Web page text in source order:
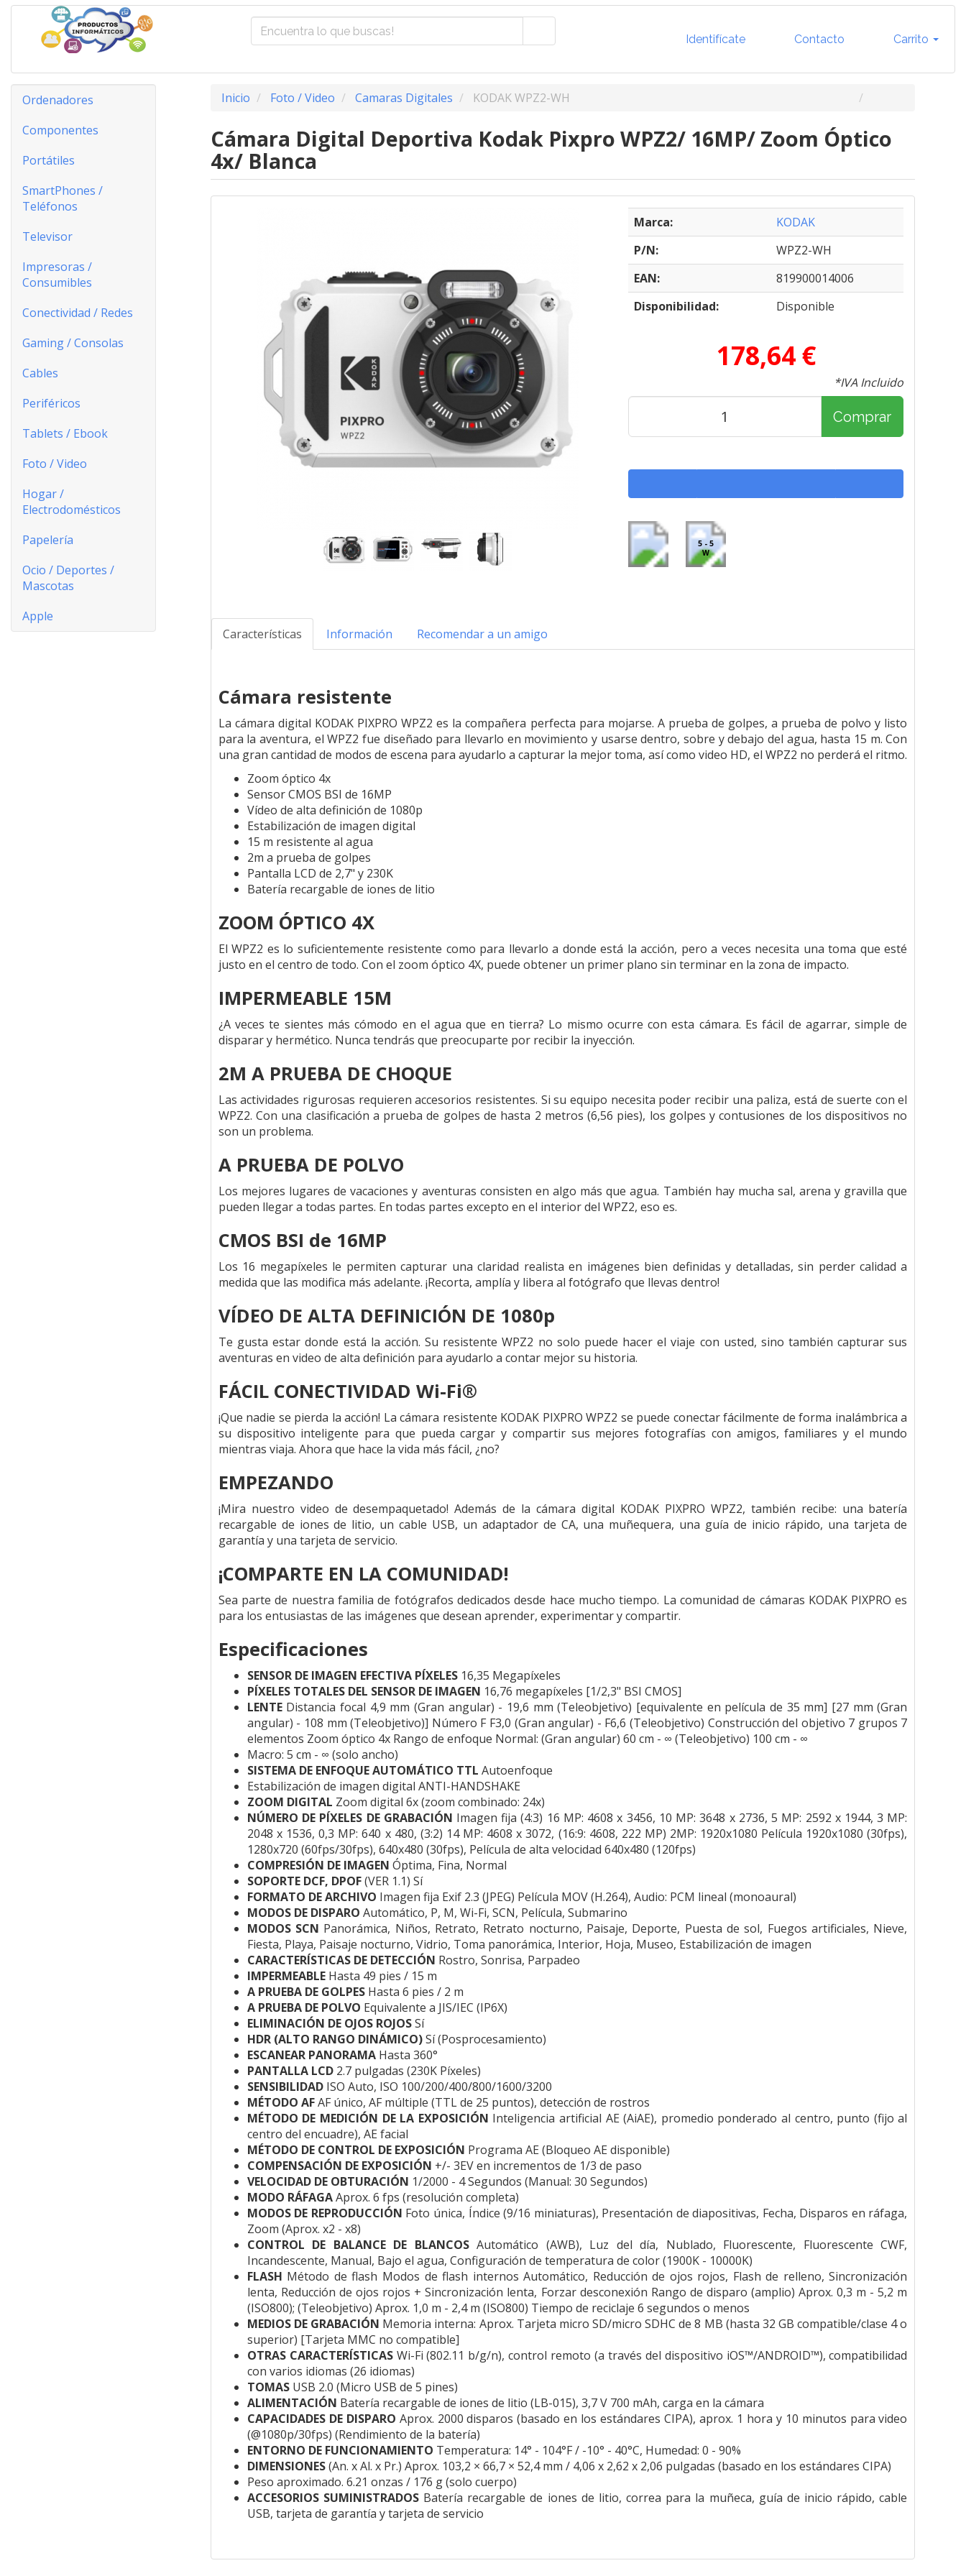
Identifícate Contacto Carrito
Ordenadores
Componentes
Portátiles
SmartPhones /
Teléfonos
Televisor
Impresoras /
Consumibles
Conectividad / Redes
Gaming / Consolas
Cables
Periféricos
Tablets / Ebook
Foto / Video
Hogar /
Electrodomésticos
Papelería
Ocio / Deportes /
Mascotas
Apple
Inicio Foto / Video Camaras Digitales KODAK WPZ2-WH
Cámara Digital Deportiva Kodak Pixpro WPZ2/ 16MP/ Zoom Óptico
4x/ Blanca
Marca:
KODAK
P/N:
WPZ2-WH
EAN:
819900014006
Disponibilidad:
Disponible
178,64 €
*IVA Incluido
Comprar
5 - 5
W
Características Información Recomendar a un amigo
Cámara resistente
La cámara digital KODAK PIXPRO WPZ2 es la compañera perfecta para mojarse. A prueba de golpes, a prueba de polvo y listo
para la aventura, el WPZ2 fue diseñado para llevarlo en movimiento y usarse dentro, sobre y debajo del agua, hasta 15 m. Con
una gran cantidad de modos de escena para ayudarlo a capturar la mejor toma, así como video HD, el WPZ2 no perderá el ritmo.
Zoom óptico 4x
Sensor CMOS BSI de 16MP
Vídeo de alta definición de 1080p
Estabilización de imagen digital
15 m resistente al agua
2m a prueba de golpes
Pantalla LCD de 2,7" y 230K
Batería recargable de iones de litio
ZOOM ÓPTICO 4X
El WPZ2 es lo suficientemente resistente como para llevarlo a donde está la acción, pero a veces necesita una toma que esté
justo en el centro de todo. Con el zoom óptico 4X, puede obtener un primer plano sin terminar en la zona de impacto.
IMPERMEABLE 15M
¿A veces te sientes más cómodo en el agua que en tierra? Lo mismo ocurre con esta cámara. Es fácil de agarrar, simple de
disparar y hermético. Nunca tendrás que preocuparte por recibir la inyección.
2M A PRUEBA DE CHOQUE
Las actividades rigurosas requieren accesorios resistentes. Si su equipo necesita poder recibir una paliza, está de suerte con el
WPZ2. Con una clasificación a prueba de golpes de hasta 2 metros (6,56 pies), los golpes y contusiones de los dispositivos no
son un problema.
A PRUEBA DE POLVO
Los mejores lugares de vacaciones y aventuras consisten en algo más que agua. También hay mucha sal, arena y gravilla que
pueden llegar a todas partes. En todas partes excepto en el interior del WPZ2, eso es.
CMOS BSI de 16MP
Los 16 megapíxeles le permiten capturar una claridad realista en imágenes bien definidas y detalladas, sin perder calidad a
medida que las modifica más adelante. ¡Recorta, amplía y libera al fotógrafo que llevas dentro!
VÍDEO DE ALTA DEFINICIÓN DE 1080p
Te gusta estar donde está la acción. Su resistente WPZ2 no solo puede hacer el viaje con usted, sino también capturar sus
aventuras en video de alta definición para ayudarlo a contar mejor su historia.
FÁCIL CONECTIVIDAD Wi-Fi®
¡Que nadie se pierda la acción! La cámara resistente KODAK PIXPRO WPZ2 se puede conectar fácilmente de forma inalámbrica a
su dispositivo inteligente para que pueda cargar y compartir sus mejores fotografías con amigos, familiares y el mundo
mientras viaja. Ahora que hace la vida más fácil, ¿no?
EMPEZANDO
¡Mira nuestro video de desempaquetado! Además de la cámara digital KODAK PIXPRO WPZ2, también recibe: una batería
recargable de iones de litio, un cable USB, un adaptador de CA, una muñequera, una guía de inicio rápido, una tarjeta de
garantía y una tarjeta de servicio.
¡COMPARTE EN LA COMUNIDAD!
Sea parte de nuestra familia de fotógrafos dedicados desde hace mucho tiempo. La comunidad de cámaras KODAK PIXPRO es
para los entusiastas de las imágenes que desean aprender, experimentar y compartir.
Especificaciones
SENSOR DE IMAGEN EFECTIVA PÍXELES16,35 Megapíxeles
PÍXELES TOTALES DEL SENSOR DE IMAGEN 16,76 megapíxeles [1/2,3" BSI CMOS]
LENTEDistancia focal 4,9 mm (Gran angular) - 19,6 mm (Teleobjetivo) [equivalente en película de 35 mm] [27 mm (Gran
angular) - 108 mm (Teleobjetivo)] Número F F3,0 (Gran angular) - F6,6 (Teleobjetivo) Construcción del objetivo 7 grupos 7
elementos Zoom óptico 4x Rango de enfoque Normal: (Gran angular) 60 cm - ∞ (Teleobjetivo) 100 cm - ∞
Macro: 5 cm - ∞ (solo ancho)
SISTEMA DE ENFOQUE AUTOMÁTICO TTL Autoenfoque
Estabilización de imagen digital ANTI-HANDSHAKE
ZOOM DIGITAL Zoom digital 6x (zoom combinado: 24x)
NÚMERO DE PÍXELES DE GRABACIÓN Imagen fija (4:3) 16 MP: 4608 x 3456, 10 MP: 3648 x 2736, 5 MP: 2592 x 1944, 3 MP:
2048 x 1536, 0,3 MP: 640 x 480, (3:2) 14 MP: 4608 x 3072, (16:9: 4608, 222 MP) 2MP: 1920x1080 Película 1920x1080 (30fps),
1280x720 (60fps/30fps), 640x480 (30fps), Película de alta velocidad 640x480 (120fps)
COMPRESIÓN DE IMAGEN Óptima, Fina, Normal
SOPORTE DCF, DPOF(VER 1.1) Sí
FORMATO DE ARCHIVO Imagen fija Exif 2.3 (JPEG) Película MOV (H.264), Audio: PCM lineal (monoaural)
MODOS DE DISPARO Automático, P, M, Wi-Fi, SCN, Película, Submarino
MODOS SCN Panorámica, Niños, Retrato, Retrato nocturno, Paisaje, Deporte, Puesta de sol, Fuegos artificiales, Nieve,
Fiesta, Playa, Paisaje nocturno, Vidrio, Toma panorámica, Interior, Hoja, Museo, Estabilización de imagen
CARACTERÍSTICAS DE DETECCIÓN Rostro, Sonrisa, Parpadeo
IMPERMEABLEHasta 49 pies / 15 m
A PRUEBA DE GOLPESHasta 6 pies / 2 m
A PRUEBA DE POLVO Equivalente a JIS/IEC (IP6X)
ELIMINACIÓN DE OJOS ROJOSSí
HDR (ALTO RANGO DINÁMICO)Sí (Posprocesamiento)
ESCANEAR PANORAMAHasta 360°
PANTALLA LCD2.7 pulgadas (230K Píxeles)
SENSIBILIDADISO Auto, ISO 100/200/400/800/1600/3200
MÉTODO AFAF único, AF múltiple (TTL de 25 puntos), detección de rostros
MÉTODO DE MEDICIÓN DE LA EXPOSICIÓN Inteligencia artificial AE (AiAE), promedio ponderado al centro, punto (fijo al
centro del encuadre), AE facial
MÉTODO DE CONTROL DE EXPOSICIÓN Programa AE (Bloqueo AE disponible)
COMPENSACIÓN DE EXPOSICIÓN +/- 3EV en incrementos de 1/3 de paso
VELOCIDAD DE OBTURACIÓN 1/2000 - 4 Segundos (Manual: 30 Segundos)
MODO RÁFAGAAprox. 6 fps (resolución completa)
MODOS DE REPRODUCCIÓN Foto única, Índice (9/16 miniaturas), Presentación de diapositivas, Fecha, Disparos en ráfaga,
Zoom (Aprox. x2 - x8)
CONTROL DE BALANCE DE BLANCOSAutomático (AWB), Luz del día, Nublado, Fluorescente, Fluorescente CWF,
Incandescente, Manual, Bajo el agua, Configuración de temperatura de color (1900K - 10000K)
FLASH Método de flash Modos de flash internos Automático, Reducción de ojos rojos, Flash de relleno, Sincronización
lenta, Reducción de ojos rojos + Sincronización lenta, Forzar desconexión Rango de disparo (amplio) Aprox. 0,3 m - 5,2 m
(ISO800); (Teleobjetivo) Aprox. 1,0 m - 2,4 m (ISO800) Tiempo de reciclaje 6 segundos o menos
MEDIOS DE GRABACIÓN Memoria interna: Aprox. Tarjeta micro SD/micro SDHC de 8 MB (hasta 32 GB compatible/clase 4 o
superior) [Tarjeta MMC no compatible]
OTRAS CARACTERÍSTICASWi-Fi (802.11 b/g/n), control remoto (a través del dispositivo iOS™/ANDROID™), compatibilidad
con varios idiomas (26 idiomas)
TOMASUSB 2.0 (Micro USB de 5 pines)
ALIMENTACIÓN Batería recargable de iones de litio (LB-015), 3,7 V 700 mAh, carga en la cámara
CAPACIDADES DE DISPARO Aprox. 2000 disparos (basado en los estándares CIPA), aprox. 1 hora y 10 minutos para video
(@1080p/30fps) (Rendimiento de la batería)
ENTORNO DE FUNCIONAMIENTO ​​​​​​​ Temperatura: 14° - 104°F / -10° - 40°C, Humedad: 0 - 90%
DIMENSIONES(An. x Al. x Pr.) Aprox. 103,2 × 66,7 × 52,4 mm / 4,06 x 2,62 x 2,06 pulgadas (basado en los estándares CIPA)
Peso aproximado. 6.21 onzas / 176 g (solo cuerpo)
ACCESORIOS SUMINISTRADOSBatería recargable de iones de litio, correa para la muñeca, guía de inicio rápido, cable
USB, tarjeta de garantía y tarjeta de servicio